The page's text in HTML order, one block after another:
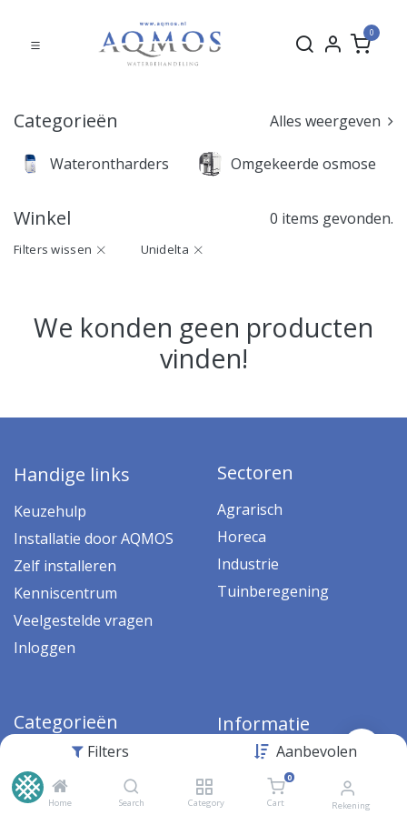
Filters Aanbevolen
Home Search Category
0
Cart Rekening
0
Categorieën Alles weergeven
Waterontharders Omgekeerde osmose
Winkel 0 items gevonden.
Filters wissen Unidelta
We konden geen producten
vinden!
Handige links
Keuzehulp
Installatie door AQMOS
Zelf installeren
Kenniscentrum
Veelgestelde vragen
Inloggen
Categorieën
Waterontharders
Omgekeerde osmose
Sectoren
Agrarisch
Horeca
Industrie
Tuinberegening
Informatie
Algemene voorwaarden
Klantenservice